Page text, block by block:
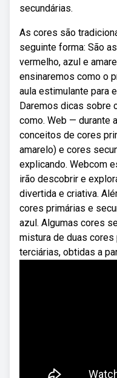
secundárias.
As cores são
seguinte forma: São
vermelho, azul e
ensinaremos como o
aula estimulante para
Daremos dicas sobre
como. Web — durante
conceitos de cores
amarelo) e cores
explicando. Webcom
irão descobrir e
divertida e criativa.
cores primárias e
azul. Algumas cores
mistura de duas
terciárias, obtidas a